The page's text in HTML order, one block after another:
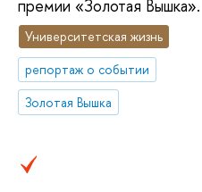
премии «Золотая Вышка».
Университетская жизнь
репортаж о событии
Золотая Вышка